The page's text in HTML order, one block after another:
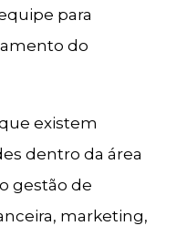
para
do
existem
dentro da área
gestão de
marketing,